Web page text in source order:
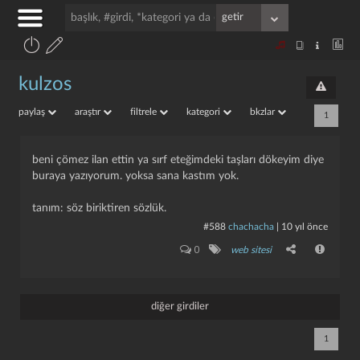
kulzos
paylaş araştır filtrele kategori bkzlar 1
beni çömez ilan ettin ya sırf eteğimdeki taşları dökeyim diye
buraya yazıyorum. yoksa sana kastım yok.
tanım: söz biriktiren sözlük.
#588 chachacha 10 yıl önce
0 web sitesi
diğer girdiler
1